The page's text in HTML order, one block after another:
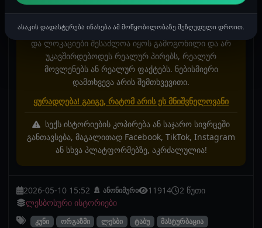
ისტორიაში მოხსენიებული პერსონაჟები, სახელები
და ლოკაციები შესაძლოა იყოს გამოგონილი და არ
უკავშირდებოდეს რეალურ პირებს, რეალურ
მოვლენებს ან რეალურ ფაქტებს. ნებისმიერი
დამთხვევა არის შემთხვევითი.
ყურადღება! გაიგე, რატომ არის ეს მნიშვნელოვანი
სექს ისტორიების კოპირება ან საჯარო სივრცეში
განთავსება, მაგალითად Facebook, TikTok, Instagram
ან სხვა პლატფორმებზე, აკრძალულია!
2026-05-10 15:52 ანონიმური 11914
2 წუთი
ლესბოსური ისტორიები
კუნი ორგაზმი ლესბი ტაბუ მასტურბაცია
ასაკის დადასტურება ინახება ამ მოწყობილობაზე შეზღუდული დროით.